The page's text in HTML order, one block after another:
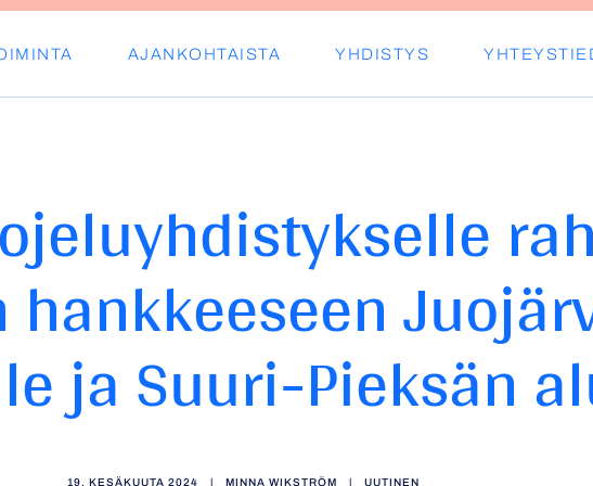
ry
AJANKOHTAISTA YHDISTYS
ja Suuri-Pieksän
19. KESÄKUUTA 2024 | MINNA WIKSTRÖM | UUTINEN